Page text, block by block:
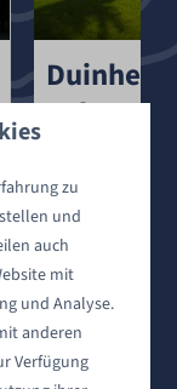
Tub &
Niederlande,
Yerseke
zu
und
auch
mit
und Analyse.
anderen
Verfügung